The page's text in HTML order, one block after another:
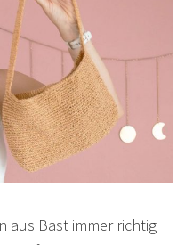
aus Bast immer richtig